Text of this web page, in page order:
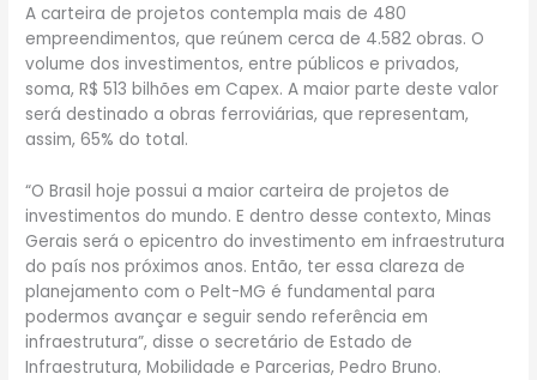
A carteira de projetos contempla mais de 480
empreendimentos, que reúnem cerca de 4.582 obras. O
volume dos investimentos, entre públicos e privados,
soma, R$ 513 bilhões em Capex. A maior parte deste valor
será destinado a obras ferroviárias, que representam,
assim, 65% do total.
“O Brasil hoje possui a maior carteira de projetos de
investimentos do mundo. E dentro desse contexto, Minas
Gerais será o epicentro do investimento em infraestrutura
do país nos próximos anos. Então, ter essa clareza de
planejamento com o Pelt-MG é fundamental para
podermos avançar e seguir sendo referência em
infraestrutura”, disse o secretário de Estado de
Infraestrutura, Mobilidade e Parcerias, Pedro Bruno.